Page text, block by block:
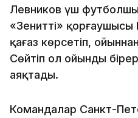
Левников үш
«Зениттің»
қағаз көрсетіп,
Сөйтіп ол ойынды
аяқтады.
Командалар Санкт-